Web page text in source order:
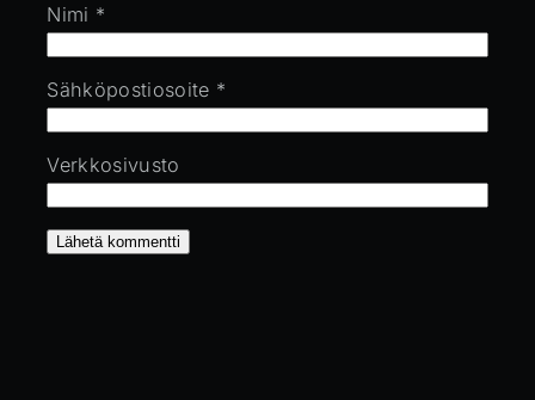
Nimi *
Sähköpostiosoite *
Verkkosivusto